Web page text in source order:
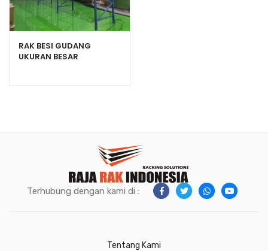
RAK BESI GUDANG
UKURAN BESAR
Terhubung dengan kami di :
Tentang Kami